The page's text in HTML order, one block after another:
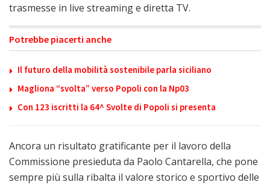
trasmesse in live streaming e diretta TV.
Potrebbe piacerti anche
Il futuro della mobilità sostenibile parla siciliano
Magliona “svolta” verso Popoli con la Np03
Con 123 iscritti la 64^ Svolte di Popoli si presenta
Ancora un risultato gratificante per il lavoro della
Commissione presieduta da Paolo Cantarella, che pone
sempre più sulla ribalta il valore storico e sportivo delle